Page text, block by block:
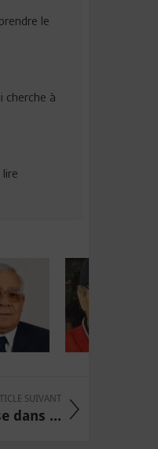
le
cherche à
lire
SUIVANT
dans ...